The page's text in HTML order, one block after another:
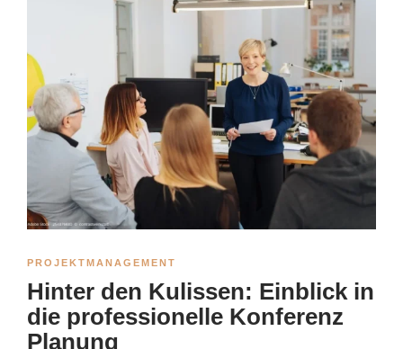
PROJEKTMANAGEMENT
Hinter den Kulissen: Einblick in
die professionelle Konferenz
Planung